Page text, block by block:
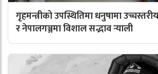
गृहमन्त्रीको उपस्थितिमा धनुषामा
र नेपालगञ्जमा विशाल सद्भाव र्‍याली